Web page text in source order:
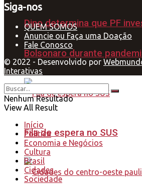
Dino determina que PF
Bolsonaro durante
Fila de espera no SUS
Siga-nos
QUEM SOMOS
Anuncie ou Faça uma Doação
Fale Conosco
© 2022 - Desenvolvido por
Interativas
Nenhum Resultado
View All Result
Início
Política
Economia e Negócios
Cultura
Brasil
Cidades
Sociedade